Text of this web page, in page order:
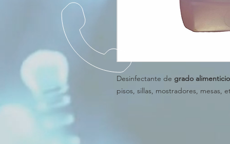
Desinfectante de grado alimenticio
pisos, sillas, mostradores, mesas,